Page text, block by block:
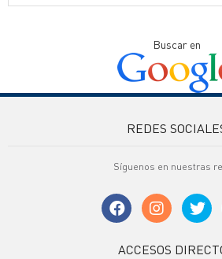
Buscar en
REDES
Síguenos en nuestras
ACCESOS